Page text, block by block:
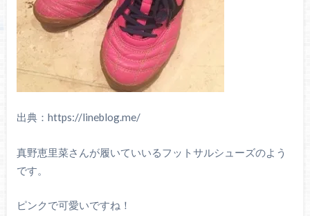
出典：https://lineblog.me/
真野恵里菜さんが履いていいるフットサルシューズのよう
です。
ピンクで可愛いですね！